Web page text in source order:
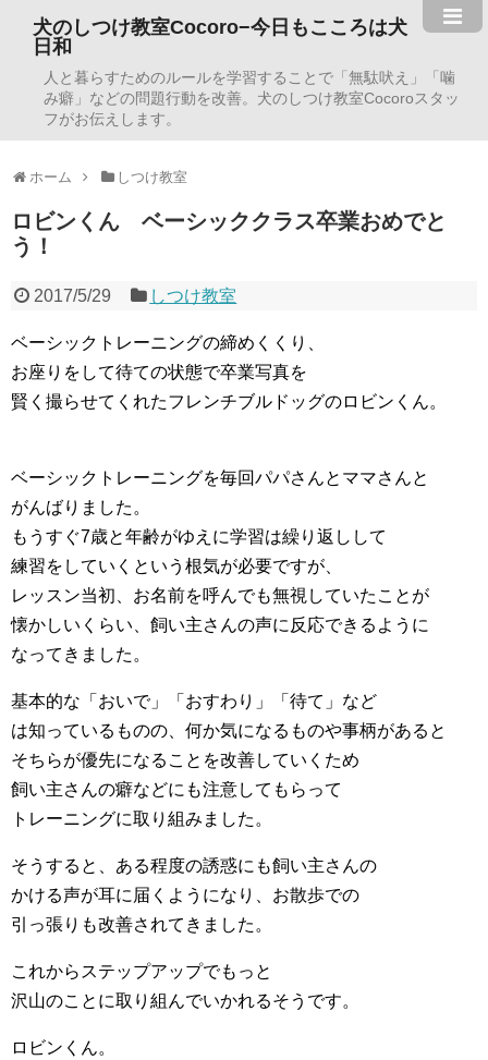
犬のしつけ教室Cocoro−今日もこころは犬
日和
人と暮らすためのルールを学習することで「無駄吠え」「噛
み癖」などの問題行動を改善。犬のしつけ教室Cocoroスタッ
フがお伝えします。
ホーム しつけ教室
ロビンくん ベーシッククラス卒業おめでと
う！
2017/5/29 しつけ教室
ベーシックトレーニングの締めくくり、
お座りをして待ての状態で卒業写真を
賢く撮らせてくれたフレンチブルドッグのロビンくん。
ベーシックトレーニングを毎回パパさんとママさんと
がんばりました。
もうすぐ7歳と年齢がゆえに学習は繰り返しして
練習をしていくという根気が必要ですが、
レッスン当初、お名前を呼んでも無視していたことが
懐かしいくらい、飼い主さんの声に反応できるように
なってきました。
基本的な「おいで」「おすわり」「待て」など
は知っているものの、何か気になるものや事柄があると
そちらが優先になることを改善していくため
飼い主さんの癖などにも注意してもらって
トレーニングに取り組みました。
そうすると、ある程度の誘惑にも飼い主さんの
かける声が耳に届くようになり、お散歩での
引っ張りも改善されてきました。
これからステップアップでもっと
沢山のことに取り組んでいかれるそうです。
ロビンくん。